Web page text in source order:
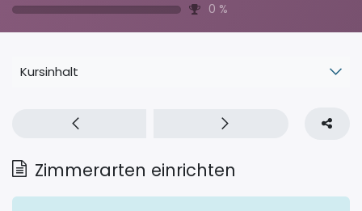
0 %
Kursinhalt
Zimmerarten einrichten